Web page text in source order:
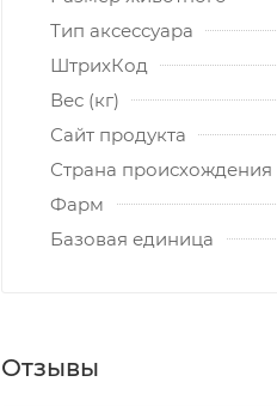
Тип аксессуара
ШтрихКод
Вес (кг)
Сайт продукта
Страна происхождения
Фарм
Базовая единица
Отзывы